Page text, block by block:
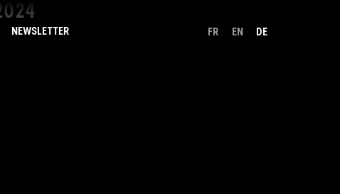
NEWSLETTER FR EN DE